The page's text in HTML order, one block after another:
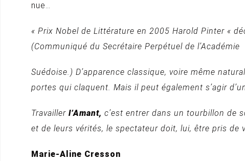
nue…
« Prix Nobel de Littérature en 2005 Harold Pinter «
(Communiqué du Secrétaire Perpétuel de l’Académie
Suédoise.) D’apparence classique, voire même
portes qui claquent. Mais il peut également s’agir
Travailler l’Amant, c’est entrer dans un tourbillon de
et de leurs vérités, le spectateur doit, lui, être pris de
Marie-Aline Cresson